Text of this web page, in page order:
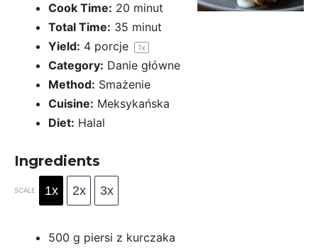
Cook Time: 20 minut
Total Time: 35 minut
Yield: 4 porcje 1x
Category: Danie główne
Method: Smażenie
Cuisine: Meksykańska
Diet: Halal
Ingredients
SCALE 1x 2x 3x
500 g piersi z kurczaka